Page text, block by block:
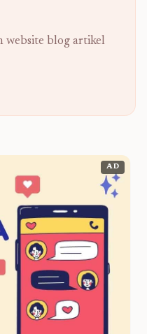
website blog artikel
AD